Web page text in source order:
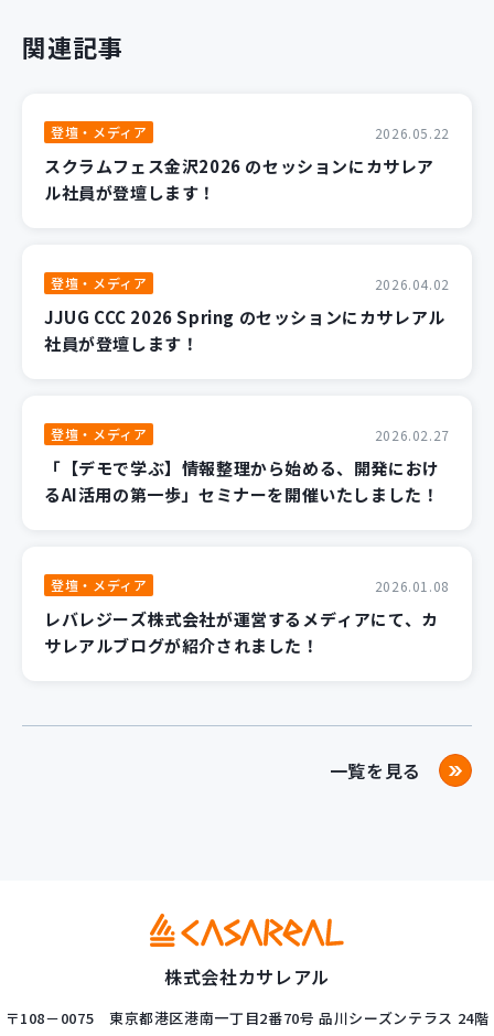
関連記事
登壇・メディア 2026.05.22
スクラムフェス金沢2026 のセッションにカサレア
ル社員が登壇します！
登壇・メディア 2026.04.02
JJUG CCC 2026 Spring のセッションにカサレアル
社員が登壇します！
登壇・メディア 2026.02.27
「【デモで学ぶ】情報整理から始める、開発におけ
るAI活用の第一歩」セミナーを開催いたしました！
登壇・メディア 2026.01.08
レバレジーズ株式会社が運営するメディアにて、カ
サレアルブログが紹介されました！
一覧を見る
株式会社カサレアル
〒108－0075 東京都港区港南一丁目2番70号 品川シーズンテラス 24階